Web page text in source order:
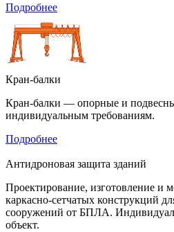
Подробнее
Кран-балки
Кран-балки — опорные и
индивидуальным требованиям.
Подробнее
Антидроновая защита зданий
Проектирование, изготовление и
каркасно-сетчатых конструкций
сооружений от БПЛА.
объект.